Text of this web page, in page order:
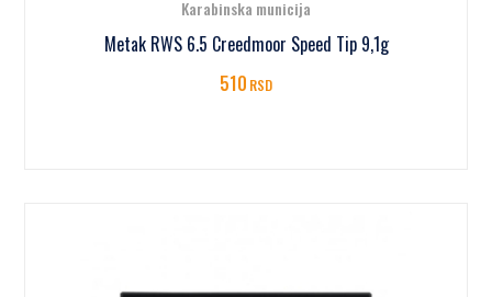
Karabinska municija
Metak RWS 6.5 Creedmoor Speed Tip 9,1g
510RSD